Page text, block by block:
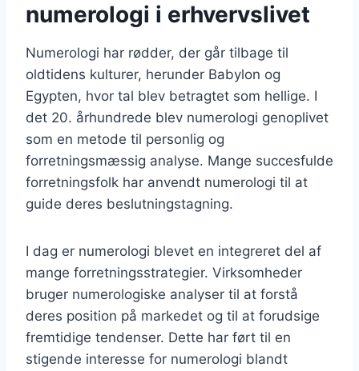
numerologi i erhvervslivet
Numerologi har rødder, der går tilbage til
oldtidens kulturer, herunder Babylon og
Egypten, hvor tal blev betragtet som hellige. I
det 20. århundrede blev numerologi genoplivet
som en metode til personlig og
forretningsmæssig analyse. Mange succesfulde
forretningsfolk har anvendt numerologi til at
guide deres beslutningstagning.
I dag er numerologi blevet en integreret del af
mange forretningsstrategier. Virksomheder
bruger numerologiske analyser til at forstå
deres position på markedet og til at forudsige
fremtidige tendenser. Dette har ført til en
stigende interesse for numerologi blandt